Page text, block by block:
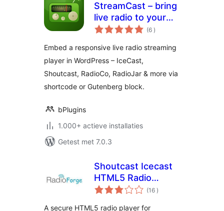
StreamCast – bring
live radio to your
site with a sleek
(6 aantal
beoordelingen
)
Embed a responsive live radio streaming
player in WordPress – IceCast,
Shoutcast, RadioCo, RadioJar & more via
shortcode or Gutenberg block.
bPlugins
1.000+ actieve installaties
Getest met 7.0.3
Shoutcast Icecast
HTML5 Radio
Player
(16 aantal
beoordelingen
)
A secure HTML5 radio player for